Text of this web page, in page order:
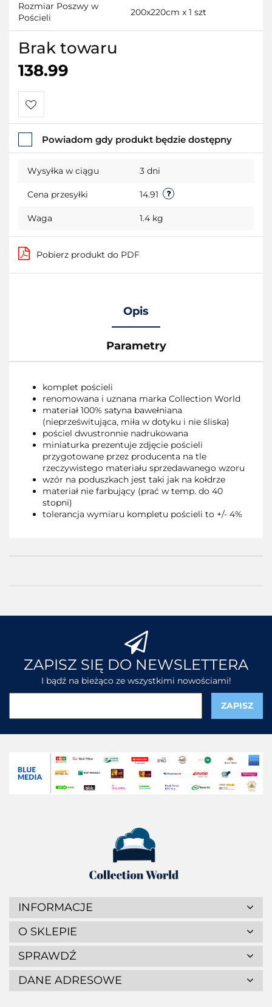
Rozmiar Poszwy w
Pościeli
200x220cm x 1 szt
Brak towaru
138.99
Do
przechowalni
Powiadom gdy produkt będzie dostępny
Wysyłka w ciągu 3 dni
Cena przesyłki 14.91
Waga 1.4 kg
Pobierz produkt do PDF
Opis
Parametry
komplet pościeli
renomowana i uznana marka Collection World
materiał 100% satyna bawełniana
(nieprześwitująca, miła w dotyku i nie śliska)
pościel dwustronnie nadrukowana
miniaturka prezentuje zdjęcie pościeli
przygotowane przez producenta na tle
rzeczywistego materiału sprzedawanego wzoru
wzór na poduszkach jest taki jak na kołdrze
materiał nie farbujący (prać w temp. do 40
stopni)
tolerancja wymiaru kompletu pościeli to +/- 4%
ZAPISZ SIĘ DO NEWSLETTERA
I bądź na bieżąco ze wszystkimi nowościami!
INFORMACJE
O SKLEPIE
SPRAWDŹ
DANE ADRESOWE